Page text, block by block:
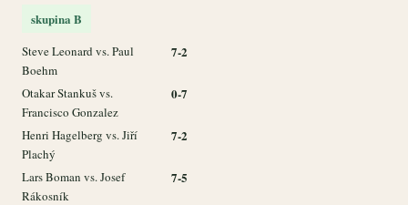
skupina B
Steve Leonard vs. Paul
Boehm
7-2
Otakar Stankuš vs.
Francisco Gonzalez
0-7
Henri Hagelberg vs. Jiří
Plachý
7-2
Lars Boman vs. Josef
Rákosník
7-5